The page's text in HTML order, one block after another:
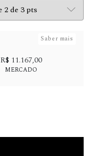
Saber mais
R$ 11.167,00
MERCADO